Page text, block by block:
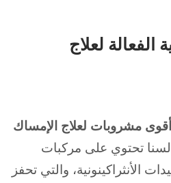
الفعالة لعلاج
أقوى مشروبات لعلاج الإمساك
السنا تحتوي على مركبات
الأنثراكينونية، والتي تحفز